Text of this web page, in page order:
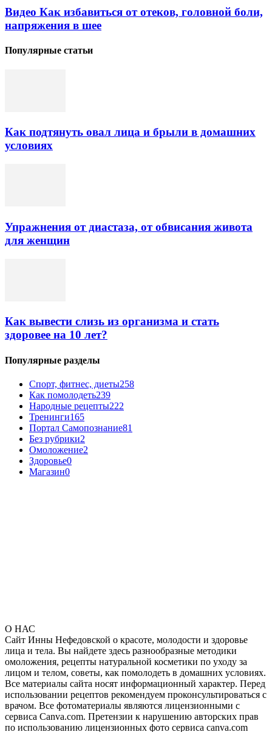
Видео Как избавиться от отеков, головной боли,
напряжения в шее
Популярные статьи
Как подтянуть овал лица и брыли в домашних
условиях
Упражнения от диастаза, от обвисания живота
для женщин
Как вывести слизь из организма и стать
здоровее на 10 лет?
Популярные разделы
Спорт, фитнес, диеты258
Как помолодеть239
Народные рецепты222
Тренинги165
Портал Самопознание81
Без рубрики2
Омоложение2
Здоровье0
Магазин0
О НАС
Сайт Инны Нефедовской о красоте, молодости и здоровье
лица и тела. Вы найдете здесь разнообразные методики
омоложения, рецепты натуральной косметики по уходу за
лицом и телом, советы, как помолодеть в домашних условиях.
Все материалы сайта носят информационный характер. Перед
использовании рецептов рекомендуем проконсультироваться с
врачом. Все фотоматериалы являются лицензионными с
сервиса Canva.com. Претензии к нарушению авторских прав
по использованию лицензионных фото сервиса canva.com